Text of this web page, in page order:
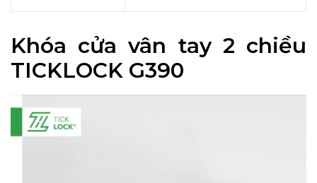
Khóa cửa vân tay 2 chiều
TICKLOCK G390